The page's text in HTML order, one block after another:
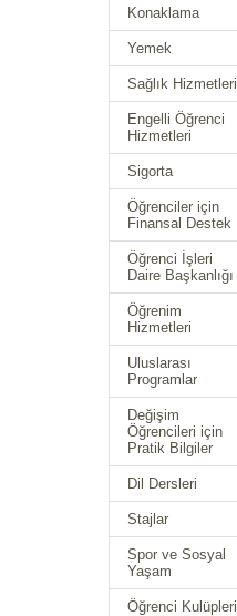
Konaklama
Yemek
Sağlık Hizmetleri
Engelli Öğrenci
Hizmetleri
Sigorta
Öğrenciler için
Finansal Destek
Öğrenci İşleri
Daire Başkanlığı
Öğrenim
Hizmetleri
Uluslarası
Programlar
Değişim
Öğrencileri için
Pratik Bilgiler
Dil Dersleri
Stajlar
Spor ve Sosyal
Yaşam
Öğrenci Kulüpleri